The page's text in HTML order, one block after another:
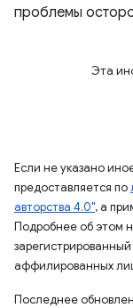
проблемы
Эта
Если не указано
предоставляется по
авторства 4.0", а
Подробнее об этом
аффилированных
Последнее